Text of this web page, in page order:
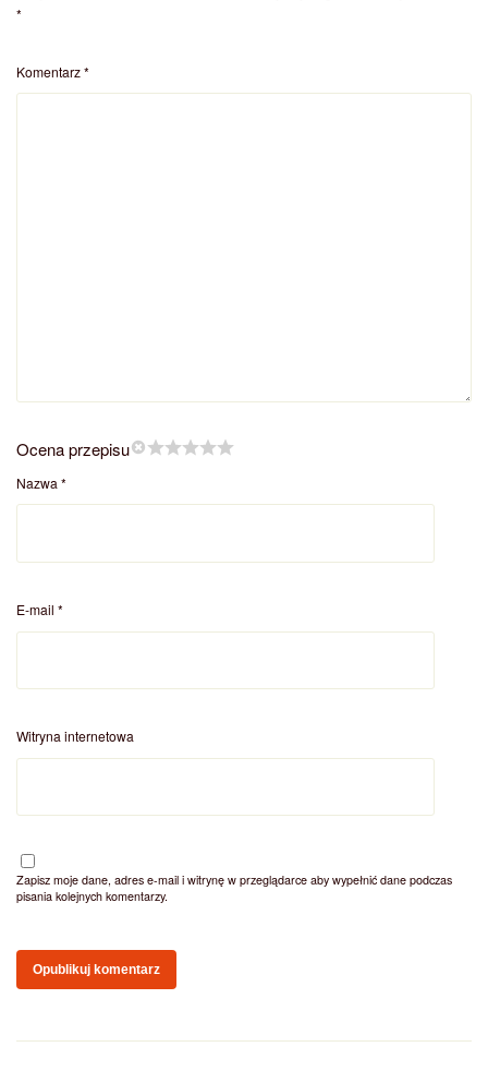
*
Komentarz*
Ocena przepisu
Nazwa *
E-mail *
Witryna internetowa
Zapisz moje dane, adres e-mail i witrynę w przeglądarce aby wypełnić dane podczas
pisania kolejnych komentarzy.